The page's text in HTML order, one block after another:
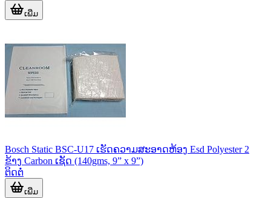
ເພີ່ມ
Bosch Static BSC-U17 ເຮັດຄວາມສະອາດຫ້ອງ Esd Polyester 2
ຂ້າງ Carbon ເຊັດ (140gms, 9” x 9”)
ຕິດຕໍ່
ເພີ່ມ